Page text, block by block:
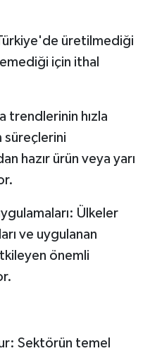
üretilmediği
için ithal
trendlerinin hızla
hazır ürün veya yarı
Ülkeler
ve uygulanan
önemli
Sektörün temel